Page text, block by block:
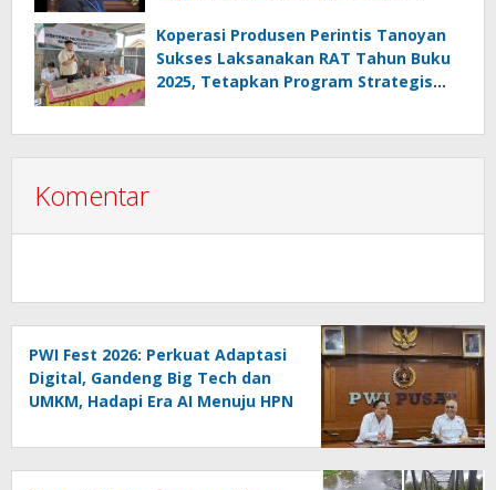
Melanggar Aturan”
Koperasi Produsen Perintis Tanoyan
Sukses Laksanakan RAT Tahun Buku
2025, Tetapkan Program Strategis
Komentar
PWI Fest 2026: Perkuat Adaptasi
Digital, Gandeng Big Tech dan
UMKM, Hadapi Era AI Menuju HPN